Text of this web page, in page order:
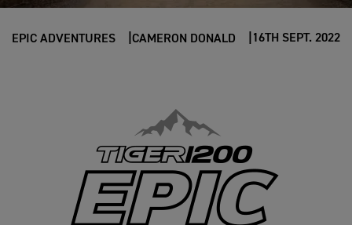
EPIC ADVENTURES CAMERON DONALD 16TH SEPT. 2022